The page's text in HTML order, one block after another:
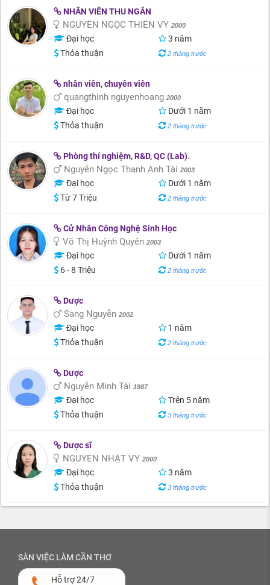
NHÂN VIÊN THU NGÂN
NGUYỄN NGỌC THIÊN VY 2000
Đại học
3 năm
Thỏa thuận
2 tháng trước
nhân viên, chuyên viên
quangthinh nguyenhoang 2000
Đại học
Dưới 1 năm
Thỏa thuận
2 tháng trước
Phòng thí nghiệm, R&D, QC (Lab).
Nguyễn Ngọc Thanh Anh Tài 2003
Đại học
Dưới 1 năm
Từ 7 Triệu
2 tháng trước
Cử Nhân Công Nghệ Sinh Học
Võ Thị Huỳnh Quyên 2003
Đại học
Dưới 1 năm
6 - 8 Triệu
2 tháng trước
Dược
Sang Nguyễn 2002
Đại học
1 năm
Thỏa thuận
2 tháng trước
Dược
Nguyễn Minh Tài 1987
Đại học
Trên 5 năm
Thỏa thuận
3 tháng trước
Dược sĩ
NGUYỄN NHẬT VY 2000
Đại học
3 năm
Thỏa thuận
3 tháng trước
SÀN VIỆC LÀM CẦN THƠ
Hỗ trợ 24/7